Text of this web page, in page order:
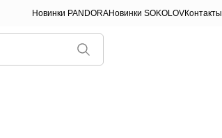
Новинки PANDORAНовинки SOKOLOVКонтакты